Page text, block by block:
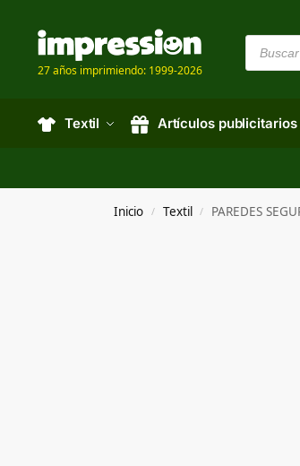
27 años imprimiendo: 1999-2026
Textil Artículos publicitarios
Inicio / Textil / PAREDES